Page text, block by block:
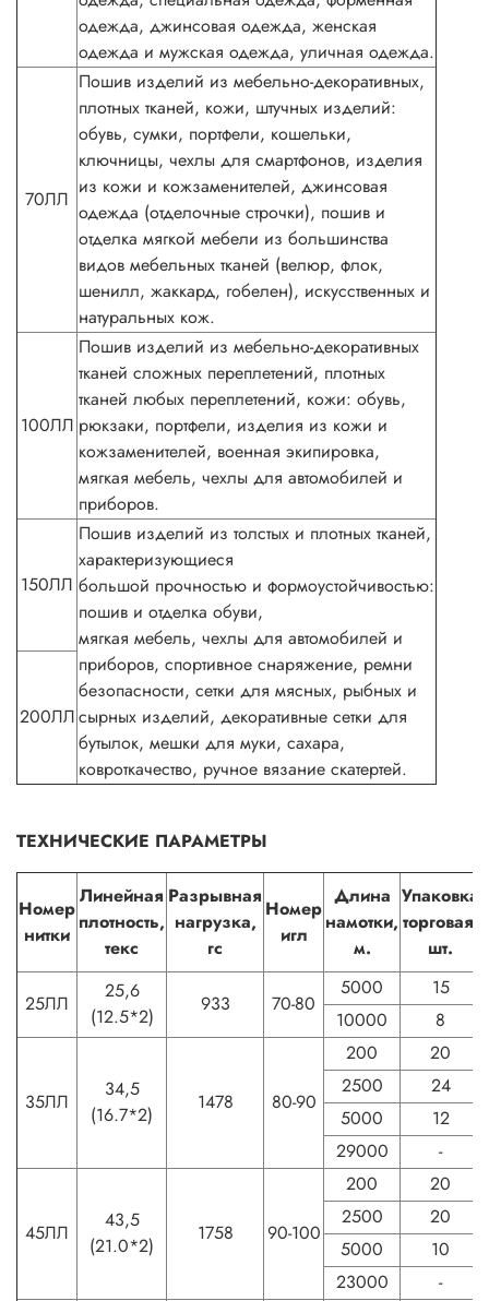
одежда, джинсовая одежда, женская
одежда и мужская одежда, уличная одежда.
70ЛЛ
Пошив изделий из мебельно-декоративных,
плотных тканей, кожи, штучных изделий:
обувь, сумки, портфели, кошельки,
ключницы, чехлы для смартфонов, изделия
из кожи и кожзаменителей, джинсовая
одежда (отделочные строчки), пошив и
отделка мягкой мебели из большинства
видов мебельных тканей (велюр, флок,
шенилл, жаккард, гобелен), искусственных и
натуральных кож.
100ЛЛ
Пошив изделий из мебельно-декоративных
тканей сложных переплетений, плотных
тканей любых переплетений, кожи: обувь,
рюкзаки, портфели, изделия из кожи и
кожзаменителей, военная экипировка,
мягкая мебель, чехлы для автомобилей и
приборов.
150ЛЛ
Пошив изделий из толстых и плотных тканей,
характеризующиеся
большой прочностью и формоустойчивостью:
пошив и отделка обуви,
мягкая мебель, чехлы для автомобилей и
приборов, спортивное снаряжение, ремни
безопасности, сетки для мясных, рыбных и
сырных изделий, декоративные сетки для
бутылок, мешки для муки, сахара,
ковроткачество, ручное вязание скатертей.
200ЛЛ
ТЕХНИЧЕСКИЕ ПАРАМЕТРЫ
Номер
нитки
Линейная
плотность,
текс
Разрывная
нагрузка,
гс
Номер
игл
Длина
намотки,
м.
Упаковка
торговая,
шт.
25ЛЛ
25,6
(12.5*2)
933 70-80
5000
15
10000
8
35ЛЛ
34,5
(16.7*2)
1478 80-90
200
20
2500
24
5000
12
29000
-
45ЛЛ
43,5
(21.0*2)
1758 90-100
200
20
2500
20
5000
10
23000
-